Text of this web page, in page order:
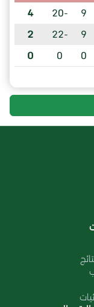
9
-20
4
9
-22
2
0
0
0